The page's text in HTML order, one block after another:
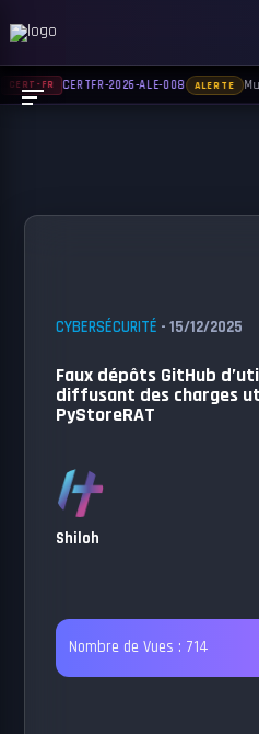
CYBERSÉCURITÉ - 15/12/2025
Faux dépôts GitHub
diffusant des charges
PyStoreRAT
Shiloh
Nombre de Vues : 714
CERT-FR CERTFR-2026-ALE-008 ALERTE